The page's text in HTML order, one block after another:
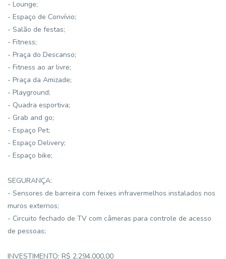
- Lounge;
- Espaço de Convívio;
- Salão de festas;
- Fitness;
- Praça do Descanso;
- Fitness ao ar livre;
- Praça da Amizade;
- Playground;
- Quadra esportiva;
- Grab and go;
- Espaço Pet;
- Espaço Delivery;
- Espaço bike;
SEGURANÇA:
- Sensores de barreira com feixes infravermelhos instalados nos
muros externos;
- Circuito fechado de TV com câmeras para controle de acesso
de pessoas;
INVESTIMENTO: R$ 2.294.000,00